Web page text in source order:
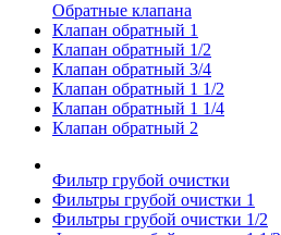
Обратные клапана
Клапан обратный 1
Клапан обратный 1/2
Клапан обратный 3/4
Клапан обратный 1 1/2
Клапан обратный 1 1/4
Клапан обратный 2
Фильтр грубой очистки
Фильтры грубой очистки 1
Фильтры грубой очистки 1/2